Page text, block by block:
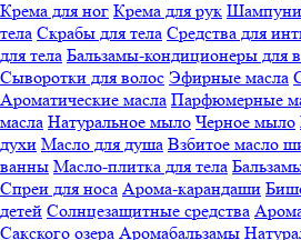
Крема для ног Крема для рук Шампуни
тела Скрабы для тела Средства для
для тела Бальзамы-кондиционеры для
Сыворотки для волос Эфирные масла
Ароматические масла Парфюмерные
масла Натуральное мыло Черное мыло
духи Масло для душа Взбитое масло
ванны Масло-плитка для тела
Спреи для носа Арома-карандаши
детей Солнцезащитные средства
Cакского озера Аромабальзамы